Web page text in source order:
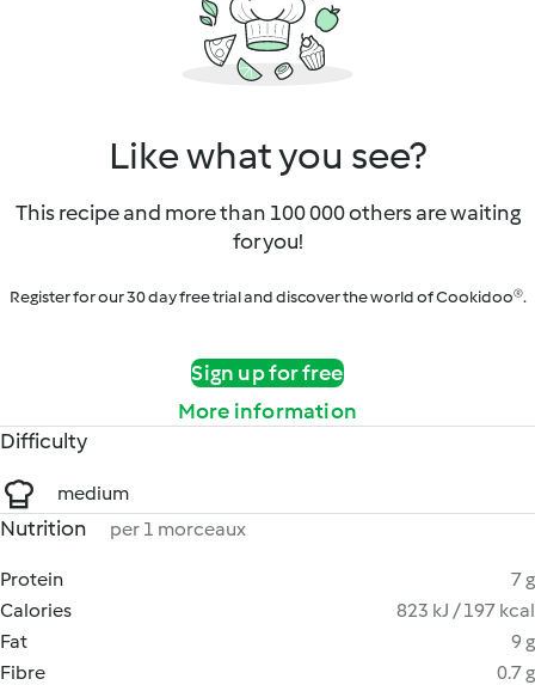
Like what you see?
This recipe and more than 100 000 others are waiting
for you!
Register for our 30 day free trial and discover the world of Cookidoo®.
Sign up for free
More information
Difficulty
medium
Nutrition per 1 morceaux
Protein
7 g
Calories
823 kJ / 197 kcal
Fat
9 g
Fibre
0.7 g